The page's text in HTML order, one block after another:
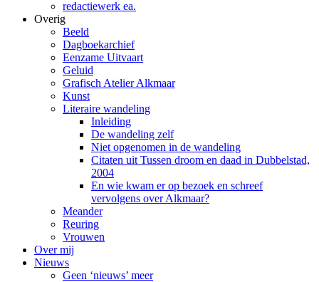
redactiewerk ea.
Overig
Beeld
Dagboekarchief
Eenzame Uitvaart
Geluid
Grafisch Atelier Alkmaar
Kunst
Literaire wandeling
Inleiding
De wandeling zelf
Niet opgenomen in de wandeling
Citaten uit Tussen droom en daad in Dubbelstad,
2004
En wie kwam er op bezoek en schreef
vervolgens over Alkmaar?
Meander
Reuring
Vrouwen
Over mij
Nieuws
Geen ‘nieuws’ meer